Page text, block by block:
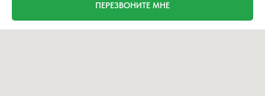
ПЕРЕЗВОНИТЕ МНЕ